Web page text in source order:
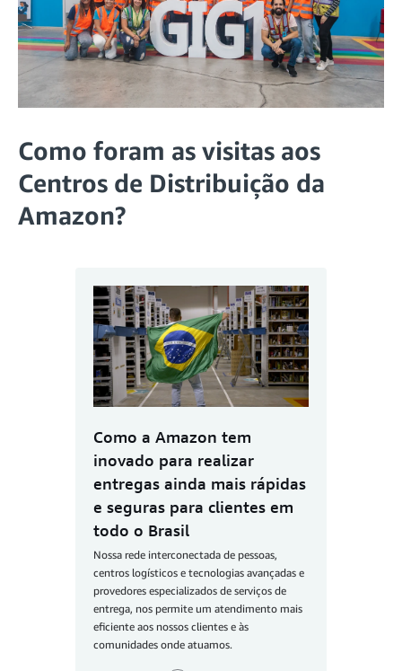
Como foram as visitas aos
Centros de Distribuição da
Amazon?
Como a Amazon tem
inovado para realizar
entregas ainda mais rápidas
e seguras para clientes em
todo o Brasil
Nossa rede interconectada de pessoas,
centros logísticos e tecnologias avançadas e
provedores especializados de serviços de
entrega, nos permite um atendimento mais
eficiente aos nossos clientes e às
comunidades onde atuamos.